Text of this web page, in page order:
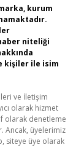
kurum
niteliği
kişiler ile isim
ve İletişim
olarak hizmet
olarak denetleme
Ancak, üyelerimiz
siteye üye olarak